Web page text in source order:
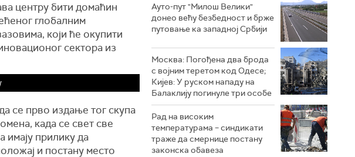
центру бити домаћин
глобалним
који ће окупити
сектора из
се прво издање тог скупа
када се свет све
имају прилику да
и постану место
Ауто-пут "Милош Велики"
донео већу безбедност и брже
путовање ка западној Србији
Москва: Погођена два брода
с војним теретом код Одесе;
Кијев: У руском нападу на
Балаклију погинуле три особе
Рад на високим
температурама – синдикати
траже да смернице постану
законска обавеза